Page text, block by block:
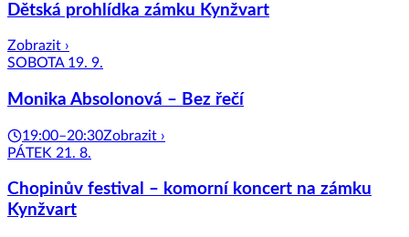
Dětská prohlídka zámku Kynžvart
Zobrazit ›
SOBOTA 19. 9.
Monika Absolonová – Bez řečí
19:00–20:30Zobrazit ›
PÁTEK 21. 8.
Chopinův festival – komorní koncert na zámku
Kynžvart